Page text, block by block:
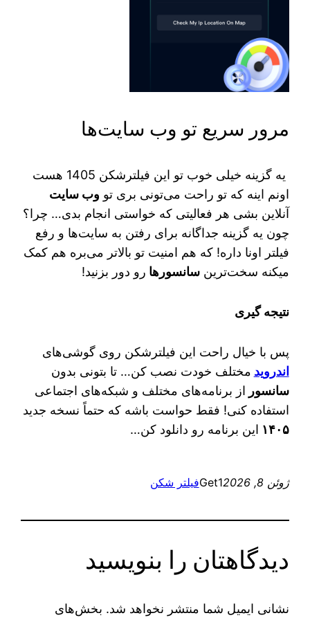
مرور سریع تو وب سایت‌ها
‌ یه گزینه خیلی خوب تو این فیلترشکن 1405 هست
اونم اینه که تو راحت می‌تونی بری تو وب سایت
آنلاین بشی هر فعالیتی که خواستی انجام بدی… چرا؟
چون یه گزینه جداگانه برای رفتن به سایت‌ها و رفع
فیلتر اونا داره! که هم امنیت تو بالاتر می‌بره هم کمک
میکنه سخت‌ترینسانسورها رو دور بزنید!
نتیجه گیری
پس با خیال راحت این فیلترشکن روی گوشی‌های
اندروید مختلف خودت نصب کن… تا بتونی بدون
سانسور از برنامه‌های مختلف و شبکه‌های اجتماعی
استفاده کنی! فقط حواست باشه که حتماً نسخه جدید
۱۴۰۵ این برنامه رو دانلود کن…
ژوئن 8, 2026 Get1فیلتر شکن
دیدگاهتان را بنویسید
نشانی ایمیل شما منتشر نخواهد شد. بخش‌های